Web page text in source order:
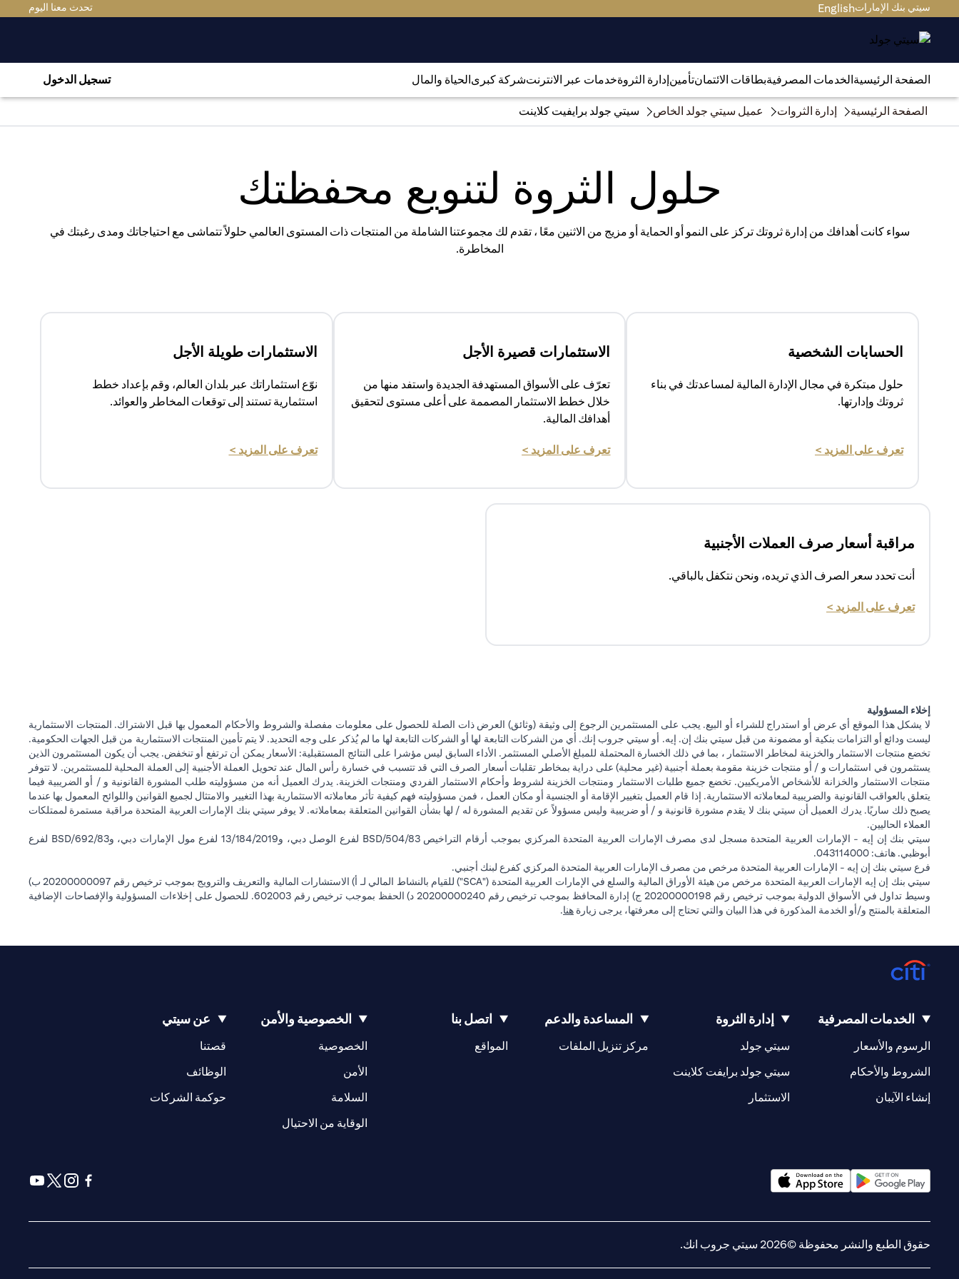
سيتي بنك الإماراتEnglish تحدث معنا اليوم
الصفحة الرئيسيةالخدمات المصرفيةبطاقات الائتمانتأمينإدارة الثروةخدمات عبر الانترنتشركة كبرىالحياة والمال تسجيل الدخول
الصفحة الرئيسية إدارة الثروات عميل سيتي جولد الخاص سيتي جولد برايفيت كلاينت
حلول الثروة لتنويع محفظتك
سواء كانت أهدافك من إدارة ثروتك تركز على النمو أو الحماية أو مزيج من الاثنين معًا ، تقدم لك مجموعتنا الشاملة من المنتجات ذات المستوى العالمي حلولاً تتماشى مع احتياجاتك ومدى رغبتك في
المخاطرة.
الحسابات الشخصية
حلول مبتكرة في مجال الإدارة المالية لمساعدتك في بناء
ثروتك وإدارتها.
تعرف على المزيد >
الاستثمارات قصيرة الأجل
تعرّف على الأسواق المستهدفة الجديدة واستفد منها من
خلال خطط الاستثمار المصممة على أعلى مستوى لتحقيق
أهدافك المالية.
تعرف على المزيد >
(opens in a new tab)
الاستثمارات طويلة الأجل
نوّع استثماراتك عبر بلدان العالم، وقم بإعداد خطط
استثمارية تستند إلى توقعات المخاطر والعوائد.
تعرف على المزيد >
مراقبة أسعار صرف العملات الأجنبية
أنت تحدد سعر الصرف الذي تريده، ونحن نتكفل بالباقي.
تعرف على المزيد >
إخلاء المسؤولية
لا يشكل هذا الموقع أي عرض أو استدراج للشراء أو البيع. يجب على المستثمرين الرجوع إلى وثيقة (وثائق) العرض ذات الصلة للحصول على معلومات مفصلة والشروط والأحكام المعمول بها قبل الاشتراك. المنتجات الاستثمارية
ليست ودائع أو التزامات بنكية أو مضمونة من قبل سيتي بنك إن. إيه. أو سيتي جروب إنك. أي من الشركات التابعة لها أو الشركات التابعة لها ما لم يُذكر على وجه التحديد. لا يتم تأمين المنتجات الاستثمارية من قبل الجهات الحكومية.
تخضع منتجات الاستثمار والخزينة لمخاطر الاستثمار ، بما في ذلك الخسارة المحتملة للمبلغ الأصلي المستثمر. الأداء السابق ليس مؤشرا على النتائج المستقبلية: الأسعار يمكن أن ترتفع أو تنخفض. يجب أن يكون المستثمرون الذين
يستثمرون في استثمارات و / أو منتجات خزينة مقومة بعملة أجنبية (غير محلية) على دراية بمخاطر تقلبات أسعار الصرف التي قد تتسبب في خسارة رأس المال عند تحويل العملة الأجنبية إلى العملة المحلية للمستثمرين. لا تتوفر
منتجات الاستثمار والخزانة للأشخاص الأمريكيين. تخضع جميع طلبات الاستثمار ومنتجات الخزينة لشروط وأحكام الاستثمار الفردي ومنتجات الخزينة. يدرك العميل أنه من مسؤوليته طلب المشورة القانونية و / أو الضريبية فيما
يتعلق بالعواقب القانونية والضريبية لمعاملاته الاستثمارية. إذا قام العميل بتغيير الإقامة أو الجنسية أو مكان العمل ، فمن مسؤوليته فهم كيفية تأثر معاملاته الاستثمارية بهذا التغيير والامتثال لجميع القوانين واللوائح المعمول بها عندما
يصبح ذلك ساريًا. يدرك العميل أن سيتي بنك لا يقدم مشورة قانونية و / أو ضريبية وليس مسؤولاً عن تقديم المشورة له / لها بشأن القوانين المتعلقة بمعاملاته. لا يوفر سيتي بنك الإمارات العربية المتحدة مراقبة مستمرة لممتلكات
العملاء الحاليين.
سيتي بنك إن إيه - الإمارات العربية المتحدة مسجل لدى مصرف الإمارات العربية المتحدة المركزي بموجب أرقام التراخيص BSD/504/83 لفرع الوصل دبي، و13/184/2019 لفرع مول الإمارات دبي، وBSD/692/83 لفرع
أبوظبي. هاتف: 043114000.
فرع سيتي بنك إن إيه - الإمارات العربية المتحدة مرخص من مصرف الإمارات العربية المتحدة المركزي كفرع لبنك أجنبي.
سيتي بنك إن إيه الإمارات العربية المتحدة مرخص من هيئة الأوراق المالية والسلع في الإمارات العربية المتحدة ("SCA") للقيام بالنشاط المالي لـ أ) الاستشارات المالية والتعريف والترويج بموجب ترخيص رقم 20200000097 ب)
وسيط تداول في الأسواق الدولية بموجب ترخيص رقم 20200000198 ج) إدارة المحافظ بموجب ترخيص رقم 20200000240 د) الحفظ بموجب ترخيص رقم 602003. للحصول على إخلاءات المسؤولية والإفصاحات الإضافية
المتعلقة بالمنتج و/أو الخدمة المذكورة في هذا البيان والتي تحتاج إلى معرفتها، يرجى زيارة هنا.
الخدمات المصرفية
الرسوم والأسعار
الشروط والأحكام
إنشاء الآيبان
إدارة الثروة
سيتي جولد
سيتي جولد برايفت كلاينت
الاستثمار
المساعدة والدعم
مركز تنزيل الملفات
اتصل بنا
المواقع
(opens in a new tab)
الخصوصية والأمن
الخصوصية
الأمن
السلامة
الوقاية من الاحتيال
عن سيتي
قصتنا
(opens in a new tab)
الوظائف
(opens in a new tab)
حوكمة الشركات
(opens in a new tab)
حقوق الطبع والنشر محفوظة ©2026 سيتي جروب انك.